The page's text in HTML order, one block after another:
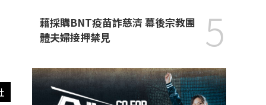
藉採購BNT疫苗詐慈濟 幕後宗教團
體夫婦接押禁見
5